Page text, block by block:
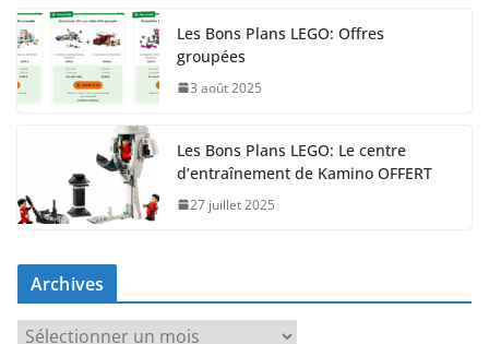
Les Bons Plans LEGO: Offres
groupées
3 août 2025
Les Bons Plans LEGO: Le centre
d’entraînement de Kamino OFFERT
27 juillet 2025
Archives